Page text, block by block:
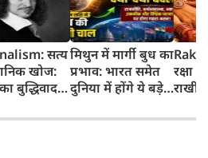
सत्य
खोज:
बुद्धिवाद
मिथुन में मार्गी बुध का
प्रभाव: भारत समेत
दुनिया में होंगे ये बड़े
रक्षा
राखी